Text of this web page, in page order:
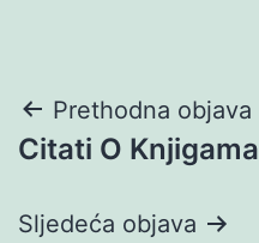
Navigacija
objava
Prethodna objava
Citati O Knjigama
Sljedeća objava